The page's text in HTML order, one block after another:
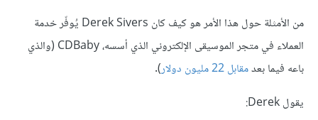
من الأمثلة حول هذا الأمر هو كيف كان Derek Sivers يُوفّر خدمة
العملاء في متجر الموسيقى الإلكتروني الذي أسسه، CDBaby (والذي
باعه فيما بعدمقابل22 مليون دولار
).
يقول Derek: